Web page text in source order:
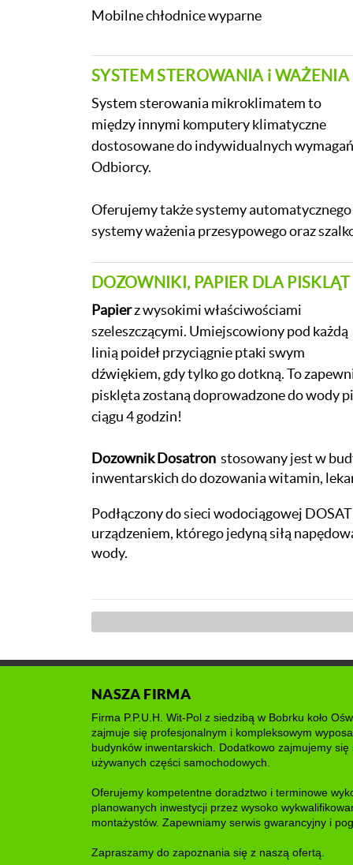
Mobilne chłodnice wyparne
SYSTEM STEROWANIA i WAŻENIA
System sterowania mikroklimatem to
między innymi komputery klimatyczne
dostosowane do indywidualnych wymagań
Odbiorcy.
Oferujemy także systemy
systemy ważenia przesypowego oraz
DOZOWNIKI, PAPIER DLA PISKLĄT
Papierz wysokimi właściwościami
szeleszczącymi. Umiejscowiony pod każdą
linią poideł przyciągnie ptaki swym
dźwiękiem, gdy tylko go dotkną. To
pisklęta zostaną doprowadzone do wody
ciągu 4 godzin!
Dozownik Dosatron stosowany jest w
inwentarskich do dozowania witamin,
Podłączony do sieci wodociągowej
urządzeniem, którego jedyną siłą
wody.
NASZA FIRMA
Firma P.P.U.H. Wit-Pol z siedzibą w Bobrku koło
zajmuje się profesjonalnym i kompleksowym
budynków inwentarskich. Dodatkowo zajmujemy się
używanych części samochodowych.
Oferujemy kompetentne doradztwo i terminowe
planowanych inwestycji przez wysoko
montażystów. Zapewniamy serwis gwarancyjny i
Zapraszamy do zapoznania się z naszą ofertą.